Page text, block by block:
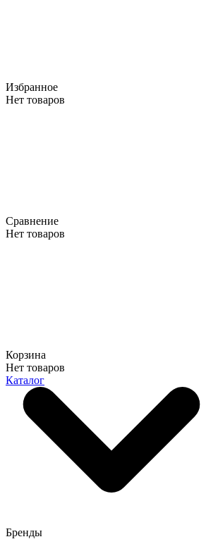
Избранное
Нет товаров
Сравнение
Нет товаров
Корзина
Нет товаров
Каталог
Бренды